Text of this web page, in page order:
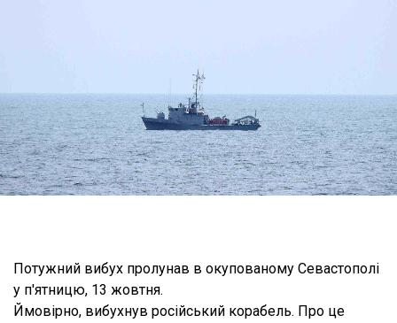
Потужний вибух пролунав в окупованому Севастополі
у п'ятницю, 13 жовтня.
Ймовірно, вибухнув російський корабель. Про це